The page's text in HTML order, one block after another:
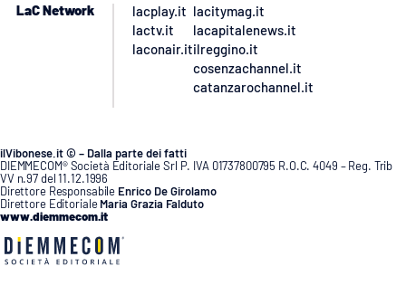
LaC Network
lacplay.it
lactv.it
laconair.it
lacitymag.it
lacapitalenews.it
ilreggino.it
cosenzachannel.it
catanzarochannel.it
ilVibonese.it © – Dalla parte dei fatti
DIEMMECOM® Società Editoriale Srl P. IVA 01737800795 R.O.C. 4049 – Reg. Trib
VV n.97 del 11.12.1996
Direttore Responsabile Enrico De Girolamo
Direttore Editoriale Maria Grazia Falduto
www.diemmecom.it